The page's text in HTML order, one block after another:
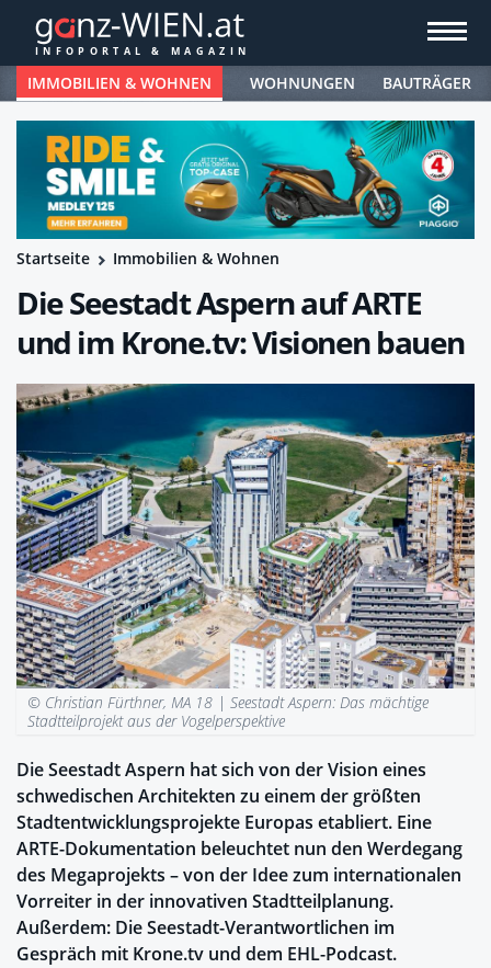
IMMOBILIEN & WOHNEN WOHNUNGEN BAUTRÄGER
Startseite Immobilien & Wohnen
Die Seestadt Aspern auf ARTE
und im Krone.tv: Visionen bauen
© Christian Fürthner, MA 18 |Seestadt Aspern: Das mächtige
Stadtteilprojekt aus der Vogelperspektive
Die Seestadt Aspern hat sich von der Vision eines
schwedischen Architekten zu einem der größten
Stadtentwicklungsprojekte Europas etabliert. Eine
ARTE-Dokumentation beleuchtet nun den Werdegang
des Megaprojekts – von der Idee zum internationalen
Vorreiter in der innovativen Stadtteilplanung.
Außerdem: Die Seestadt-Verantwortlichen im
Gespräch mit Krone.tv und dem EHL-Podcast.